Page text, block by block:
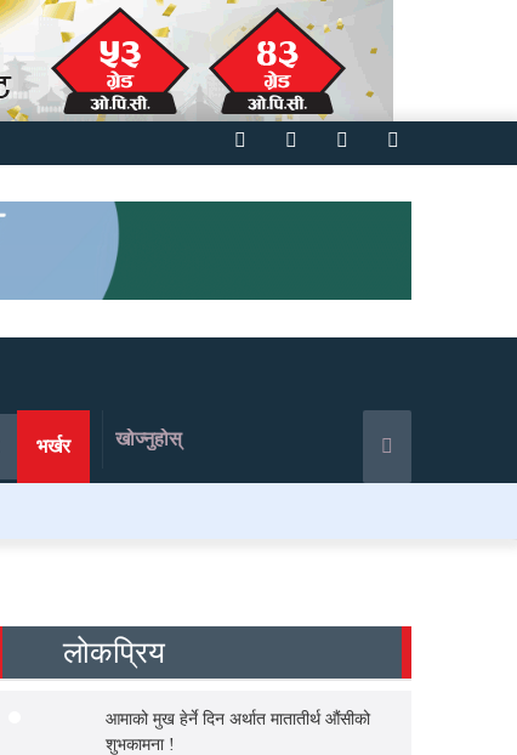
YouTube
Twitter
Facebook
भर्खर
लोकप्रिय
आमाको मुख हेर्ने दिन अर्थात मातातीर्थ औंसीको
शुभकामना !